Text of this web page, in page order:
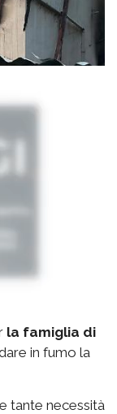
la famiglia di
in fumo la
e tante necessità